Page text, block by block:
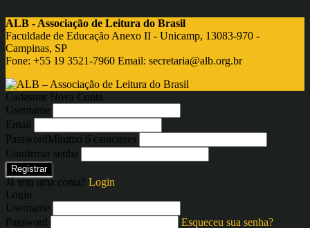
ALB - Associação de Leitura do Brasil
Faculdade de Educação Anexo II - Unicamp, 13083-970 -
Campinas, SP
Fone: +55 19 3521-7960 Email: secretaria@alb.org.br
Cadastrar Nova Conta
Username
Email
PasswordMínimo 6 caracteres
Confirmar senha
Registrar
Já tem uma conta? Login
Login
Username
Password
Esqueceu sua senha?